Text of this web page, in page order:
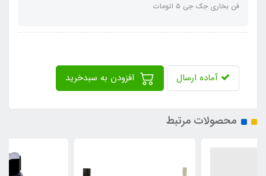
فن بخاری جک جی ٥ اتومات
آماده ارسال
محصولات مرتبط